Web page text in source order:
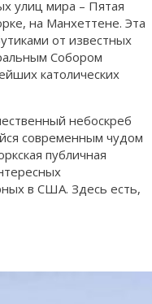
улиц мира – Пятая
на Манхеттене. Эта
от известных
Собором
католических
небоскреб
современным чудом
публичная
в США. Здесь есть,